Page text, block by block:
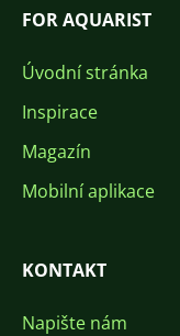
FOR AQUARIST
Úvodní stránka
Inspirace
Magazín
Mobilní aplikace
KONTAKT
Napište nám